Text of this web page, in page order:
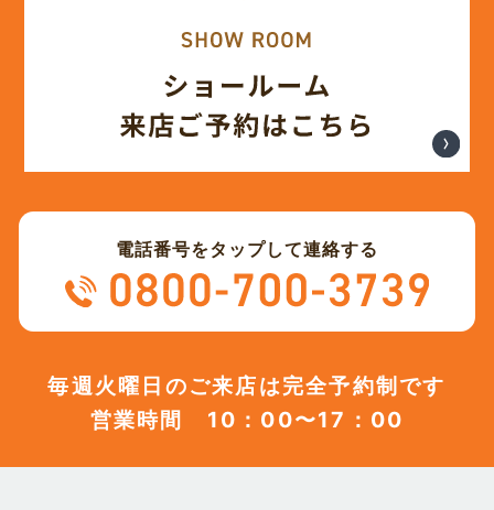
電話番号をタップして連絡する
毎週火曜日のご来店は完全予約制です
営業時間 10：00〜17：00